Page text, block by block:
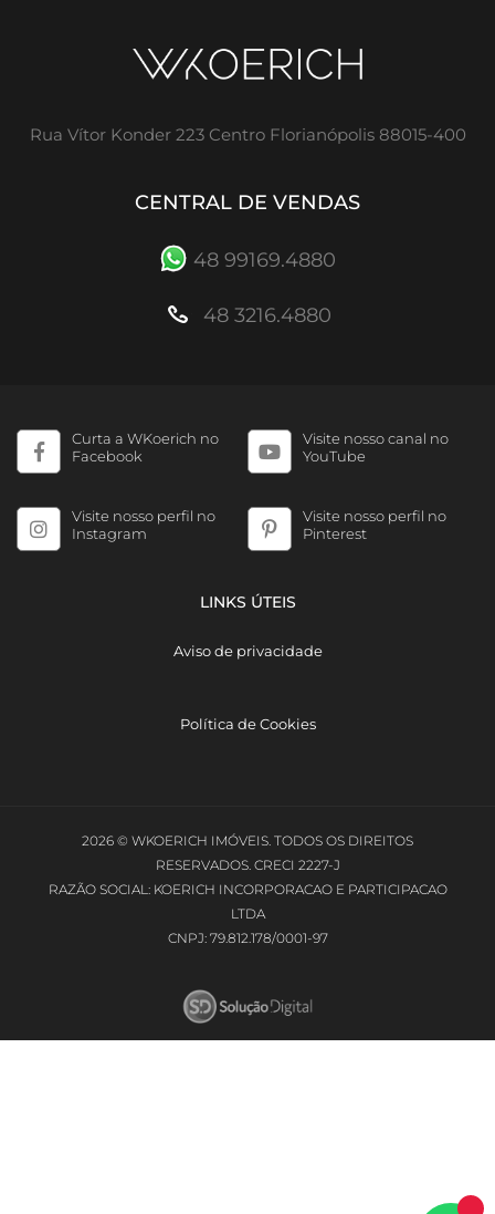
Rua Vítor Konder 223 Centro Florianópolis 88015-400
CENTRAL DE VENDAS
48 99169.4880
48 3216.4880
Curta a WKoerich no
Facebook
Visite nosso canal no
YouTube
Visite nosso perfil no
Instagram
Visite nosso perfil no
Pinterest
LINKS ÚTEIS
Aviso de privacidade
Política de Cookies
2026 © WKOERICH IMÓVEIS. TODOS OS DIREITOS
RESERVADOS. CRECI 2227-J
RAZÃO SOCIAL: KOERICH INCORPORACAO E PARTICIPACAO
LTDA
CNPJ: 79.812.178/0001-97